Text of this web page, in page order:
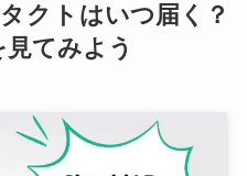
クト はいつ届く？
てみよう